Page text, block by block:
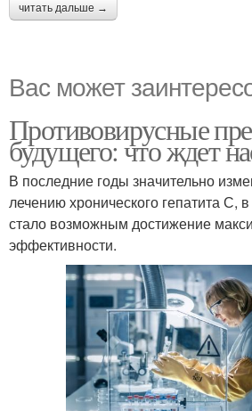
читать дальше →
Вас может
Противовирусные
будущего: что ждет
В последние годы значительно
лечению хронического гепатита С, в
стало возможным достижение
эффективности.